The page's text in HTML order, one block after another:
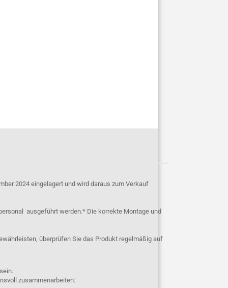
2024 eingelagert und wird daraus zum Verkauf
ausgeführt werden.* Die korrekte Montage und
überprüfen Sie das Produkt regelmäßig auf
zusammenarbeiten: